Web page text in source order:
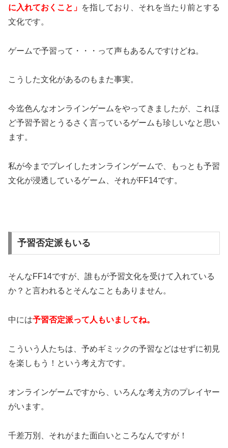
に入れておくこと」 を指しており、それを当たり前とする
文化です。
ゲームで予習って・・・って声もあるんですけどね。
こうした文化があるのもまた事実。
今迄色んなオンラインゲームをやってきましたが、これほ
ど予習予習とうるさく言っているゲームも珍しいなと思い
ます。
私が今までプレイしたオンラインゲームで、もっとも予習
文化が浸透しているゲーム、それがFF14です。
予習否定派もいる
そんなFF14ですが、誰もが予習文化を受けて入れている
か？と言われるとそんなこともありません。
中には予習否定派って人もいましてね。
こういう人たちは、予めギミックの予習などはせずに初見
を楽しもう！という考え方です。
オンラインゲームですから、いろんな考え方のプレイヤー
がいます。
千差万別、それがまた面白いところなんですが！